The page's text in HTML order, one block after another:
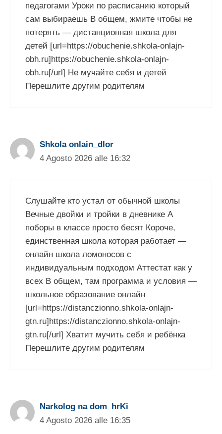
педагогами Уроки по расписанию который
сам выбираешь В общем, жмите чтобы не
потерять — дистанционная школа для
детей [url=https://obuchenie.shkola-onlajn-
obh.ru]https://obuchenie.shkola-onlajn-
obh.ru[/url] Не мучайте себя и детей
Перешлите другим родителям
Shkola onlain_dlor
4 Agosto 2026 alle 16:32
Слушайте кто устал от обычной школы
Вечные двойки и тройки в дневнике А
поборы в классе просто бесят Короче,
единственная школа которая работает —
онлайн школа ломоносов с
индивидуальным подходом Аттестат как у
всех В общем, там программа и условия —
школьное образование онлайн
[url=https://distanczionno.shkola-onlajn-
gtn.ru]https://distanczionno.shkola-onlajn-
gtn.ru[/url] Хватит мучить себя и ребёнка
Перешлите другим родителям
Narkolog na dom_hrKi
4 Agosto 2026 alle 16:35